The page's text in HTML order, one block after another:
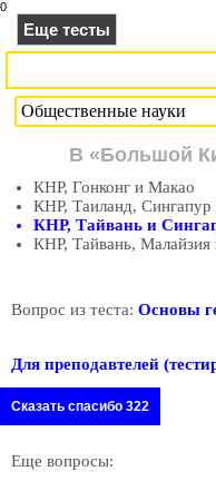
0
Еще тесты
В «Большой
КНР, Гонконг и Макао
КНР, Таиланд,
КНР, Тайвань и
КНР, Тайвань,
Вопрос из теста: Основы
Для преподавтелей
Сказать спасибо 322
Еще вопросы: